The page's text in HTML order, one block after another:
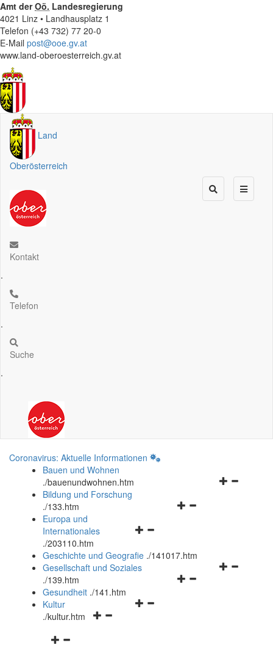
Amt derOö. Landesregierung
4021 Linz • Landhausplatz 1
Telefon (+43 732) 77 20-0
E-Mail post@ooe.gv.at
www.land-oberoesterreich.gv.at
Land
Oberösterreich
Kontakt
.
Telefon
.
Suche
.
Coronavirus: Aktuelle Informationen
Bauen und Wohnen
./bauenundwohnen.htm
Navigationsmenü
Bildung und Forschung
./133.htm
Navigationsmenü
und
schließen
Europa und
Internationales
./203110.htm
Geschichte und Geografie ./141017.htm
Navigationsmenü
Gesellschaft und Soziales
./139.htm
Navigationsmenü
Gesundheit ./141.htm
Navigationsmenü
Kultur
./kultur.htm
Navigationsmenü